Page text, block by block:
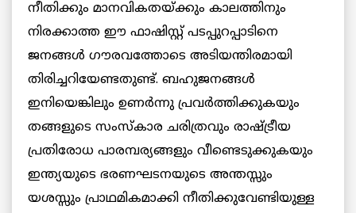
നീതിക്കും മാനവികതയ്ക്കും കാലത്തിനും
നിരക്കാത്ത ഈ ഫാഷിസ്റ്റ് പടപ്പുറപ്പാടിനെ
ജനങ്ങള്‍ ഗൗരവത്തോടെ അടിയന്തിരമായി
തിരിച്ചറിയേണ്ടതുണ്ട്. ബഹുജനങ്ങള്‍
ഇനിയെങ്കിലും ഉണര്‍ന്നു പ്രവര്‍ത്തിക്കുകയും
തങ്ങളുടെ സംസ്‌കാര ചരിത്രവും രാഷ്ട്രീയ
പ്രതിരോധ പാരമ്പര്യങ്ങളും വീണ്ടെടുക്കുകയും
ഇന്ത്യയുടെ ഭരണഘടനയുടെ അന്തസ്സും
യശസ്സും പ്രാഥമികമാക്കി നീതിക്കുവേണ്ടിയുള്ള